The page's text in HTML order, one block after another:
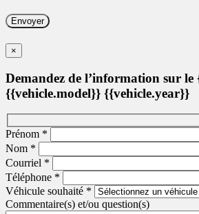
×
Demandez de l’information sur le
{{vehicle.model}} {{vehicle.year}}
Prénom *
Nom *
Courriel *
Téléphone *
Véhicule souhaité *
Commentaire(s) et/ou question(s)